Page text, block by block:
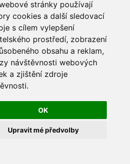
stránky používají
cookies a další sledovací
s cílem vylepšení
prostředí, zobrazení
obsahu a reklam,
návštěvnosti webových
a zjištění zdroje
OK
Upravit mé předvolby
Všechny časy jsou vUTC+02:00
© ASTRA - CZ s.r.o.
® Forum Software © phpBB Limited
překlad – phpBB.cz
by:
phpBB SEO
| Podmínky
předvolby souborů cookies